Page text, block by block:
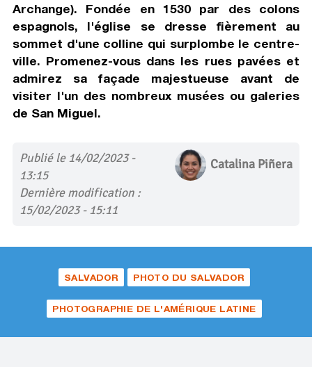
Archange). Fondée en 1530 par des colons
espagnols, l'église se dresse fièrement au
sommet d'une colline qui surplombe le centre-
ville. Promenez-vous dans les rues pavées et
admirez sa façade majestueuse avant de
visiter l'un des nombreux musées ou galeries
de San Miguel.
Publié le 14/02/2023 -
13:15
Dernière modification :
15/02/2023 - 15:11
Catalina Piñera
SALVADOR PHOTO DU SALVADOR
PHOTOGRAPHIE DE L'AMÉRIQUE LATINE